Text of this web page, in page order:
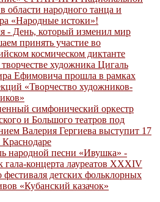
области народного танца и
«Народные истоки»!
- День, который изменил мир
принять участие во
космическом диктанте
творчестве художника Цигаль
Ефимовича прошла в рамках
«Творчество художников-
симфонический оркестр
и Большого театров под
Валерия Гергиева выступит 17
Краснодаре
народной песни «Ивушка» -
гала-концерта лауреатов XXXIV
фестиваля детских фольклорных
«Кубанский казачок»